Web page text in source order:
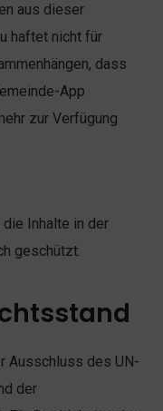
aus dieser
haftet nicht für
dass
App
zur Verfügung
die Inhalte in der
geschützt.
Ausschluss des UN-
der